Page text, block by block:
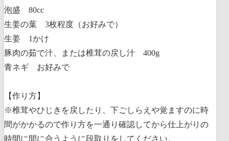
泡盛 80cc
生姜の葉 3枚程度（お好みで）
生姜 1かけ
豚肉の茹で汁、または椎茸の戻し汁 400g
青ネギ お好みで
【作り方】
※椎茸やひじきを戻したり、下ごしらえや覚ますのに時
間がかかるので作り方を一通り確認してから仕上がりの
時間に間に合うように段取りをしてください。